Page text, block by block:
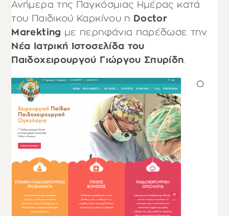
Ανήμερα της Παγκόσμιας Ημέρας κατά
του Παιδικού Καρκίνου η Doctor
Marekting με περηφάνια παρέδωσε την
Νέα Ιατρική Ιστοσελίδα του
Παιδοχειρουργού Γιώργου Σπυρίδη.
Ο